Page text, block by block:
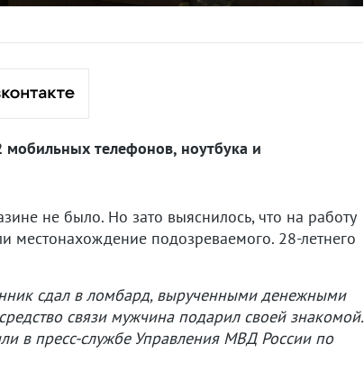
телефонов, ноутбука и
не было. Но зато выяснилось, что на работу
местонахождение подозреваемого. 28-летнего
сдал в ломбард, вырученными денежными
связи мужчина подарил своей знакомой.
в пресс-службе Управления МВД России по